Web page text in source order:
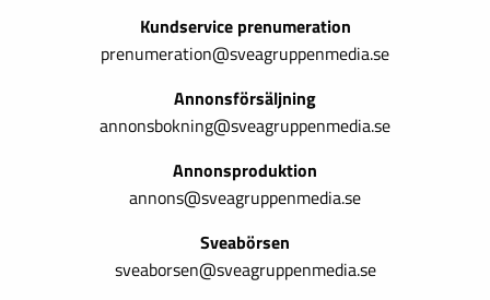
Kundservice prenumeration
prenumeration@sveagruppenmedia.se
Annonsförsäljning
annonsbokning@sveagruppenmedia.se
Annonsproduktion
annons@sveagruppenmedia.se
Sveabörsen
sveaborsen@sveagruppenmedia.se